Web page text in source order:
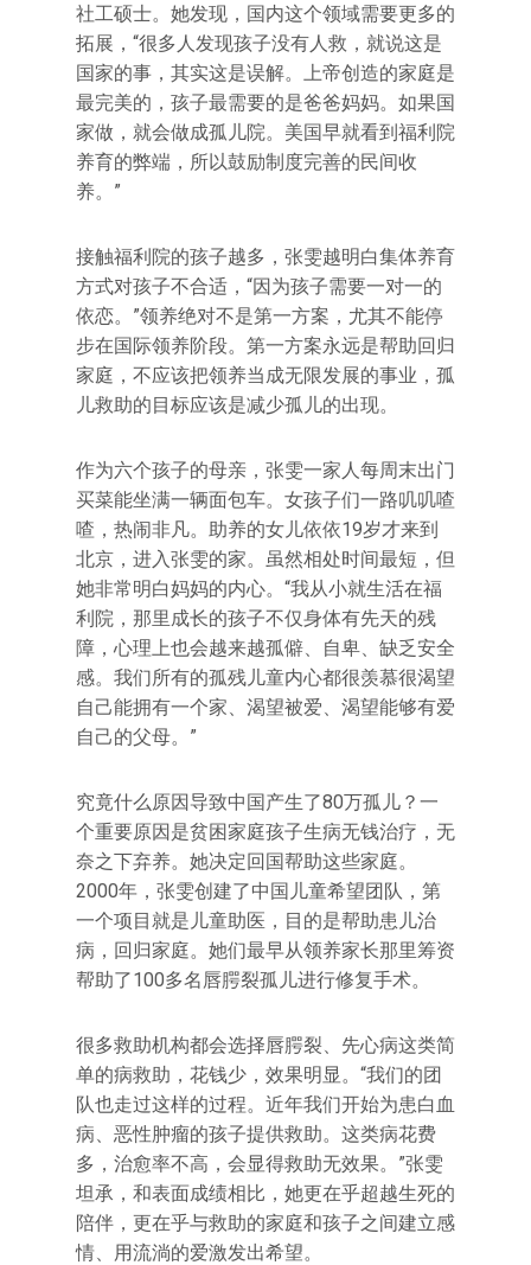
社工硕士。她发现，国内这个领域需要更多的
拓展，“很多人发现孩子没有人救，就说这是
国家的事，其实这是误解。上帝创造的家庭是
最完美的，孩子最需要的是爸爸妈妈。如果国
家做，就会做成孤儿院。美国早就看到福利院
养育的弊端，所以鼓励制度完善的民间收
养。”
接触福利院的孩子越多，张雯越明白集体养育
方式对孩子不合适，“因为孩子需要一对一的
依恋。”领养绝对不是第一方案，尤其不能停
步在国际领养阶段。第一方案永远是帮助回归
家庭，不应该把领养当成无限发展的事业，孤
儿救助的目标应该是减少孤儿的出现。
作为六个孩子的母亲，张雯一家人每周末出门
买菜能坐满一辆面包车。女孩子们一路叽叽喳
喳，热闹非凡。助养的女儿依依19岁才来到
北京，进入张雯的家。虽然相处时间最短，但
她非常明白妈妈的内心。“我从小就生活在福
利院，那里成长的孩子不仅身体有先天的残
障，心理上也会越来越孤僻、自卑、缺乏安全
感。我们所有的孤残儿童内心都很羡慕很渴望
自己能拥有一个家、渴望被爱、渴望能够有爱
自己的父母。”
究竟什么原因导致中国产生了80万孤儿？一
个重要原因是贫困家庭孩子生病无钱治疗，无
奈之下弃养。她决定回国帮助这些家庭。
2000年，张雯创建了中国儿童希望团队，第
一个项目就是儿童助医，目的是帮助患儿治
病，回归家庭。她们最早从领养家长那里筹资
帮助了100多名唇腭裂孤儿进行修复手术。
很多救助机构都会选择唇腭裂、先心病这类简
单的病救助，花钱少，效果明显。“我们的团
队也走过这样的过程。近年我们开始为患白血
病、恶性肿瘤的孩子提供救助。这类病花费
多，治愈率不高，会显得救助无效果。”张雯
坦承，和表面成绩相比，她更在乎超越生死的
陪伴，更在乎与救助的家庭和孩子之间建立感
情、用流淌的爱激发出希望。